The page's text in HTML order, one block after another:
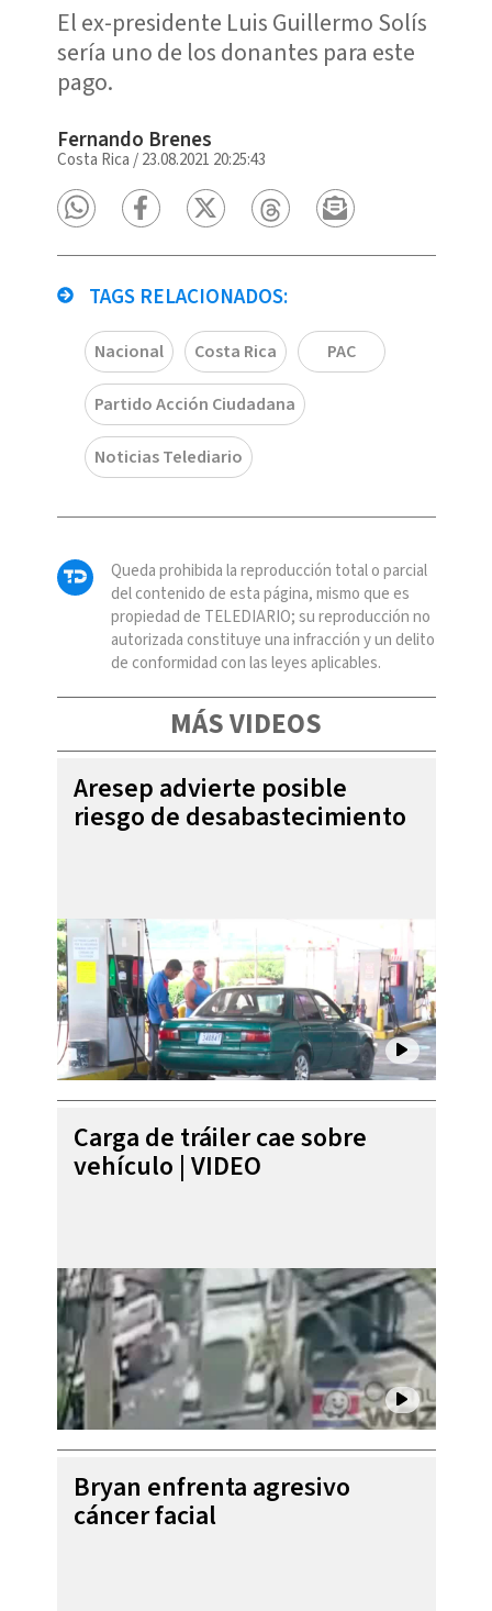
El ex-presidente Luis Guillermo Solís
sería uno de los donantes para este
pago.
Fernando Brenes
Costa Rica /23.08.2021 20:25:43
TAGS RELACIONADOS:
Nacional Costa Rica PAC
Partido Acción Ciudadana
Noticias Telediario
Queda prohibida la reproducción total o parcial
del contenido de esta página, mismo que es
propiedad de TELEDIARIO; su reproducción no
autorizada constituye una infracción y un delito
de conformidad con las leyes aplicables.
MÁS VIDEOS
Aresep advierte posible
riesgo de desabastecimiento
Carga de tráiler cae sobre
vehículo | VIDEO
Bryan enfrenta agresivo
cáncer facial